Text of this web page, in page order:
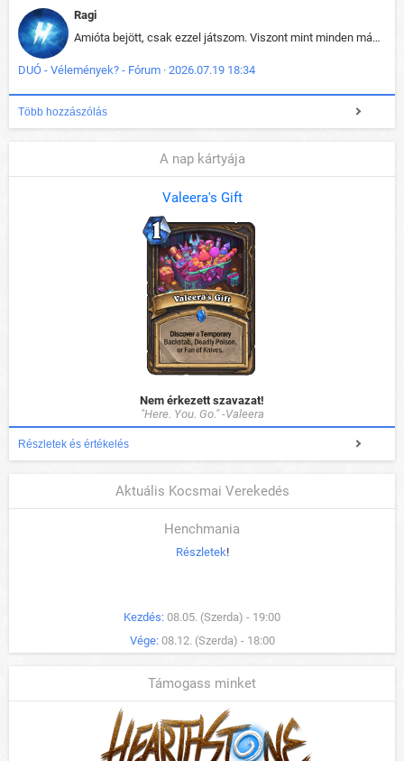
Ragi
Amióta bejött, csak ezzel játszom. Viszont mint minden más - akár az alapjáték is, ez is baromira összetett lett. Néha már pár kör után is esélytelen az egész. Vagy irreállisan túltápol valaki, vagy lelép a partner, vagy csak hülye mint a segg. És amikor eljönne az én időm, na akkor jön el mindenki másé is. Engem jobban érdekelne, hogy ki milyen ratingen szokott játszani. Na ez lenne egy érdekes adat.
DUÓ - Vélemények? - Fórum · 2026.07.19 18:34
Több hozzászólás
A nap kártyája
Valeera's Gift
Nem érkezett szavazat!
"Here. You. Go." -Valeera
Részletek és értékelés
Aktuális Kocsmai Verekedés
Henchmania
Részletek!
Kezdés: 08.05. (Szerda) - 19:00
Vége: 08.12. (Szerda) - 18:00
Támogass minket